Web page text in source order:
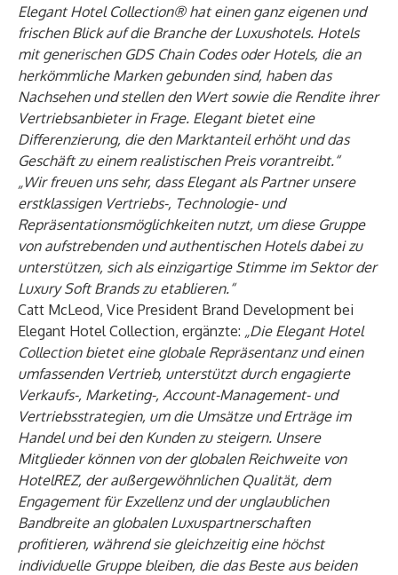
Elegant Hotel Collection® hat einen ganz eigenen und
frischen Blick auf die Branche der Luxushotels. Hotels
mit generischen GDS Chain Codes oder Hotels, die an
herkömmliche Marken gebunden sind, haben das
Nachsehen und stellen den Wert sowie die Rendite ihrer
Vertriebsanbieter in Frage. Elegant bietet eine
Differenzierung, die den Marktanteil erhöht und das
Geschäft zu einem realistischen Preis vorantreibt.“
„Wir freuen uns sehr, dass Elegant als Partner unsere
erstklassigen Vertriebs-, Technologie- und
Repräsentationsmöglichkeiten nutzt, um diese Gruppe
von aufstrebenden und authentischen Hotels dabei zu
unterstützen, sich als einzigartige Stimme im Sektor der
Luxury Soft Brands zu etablieren.“
Catt McLeod, Vice President Brand Development bei
Elegant Hotel Collection, ergänzte: „Die Elegant Hotel
Collection bietet eine globale Repräsentanz und einen
umfassenden Vertrieb, unterstützt durch engagierte
Verkaufs-, Marketing-, Account-Management- und
Vertriebsstrategien, um die Umsätze und Erträge im
Handel und bei den Kunden zu steigern. Unsere
Mitglieder können von der globalen Reichweite von
HotelREZ, der außergewöhnlichen Qualität, dem
Engagement für Exzellenz und der unglaublichen
Bandbreite an globalen Luxuspartnerschaften
profitieren, während sie gleichzeitig eine höchst
individuelle Gruppe bleiben, die das Beste aus beiden